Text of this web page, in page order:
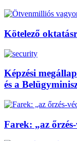
Kötelező
Képzési
és a
Farek: „az